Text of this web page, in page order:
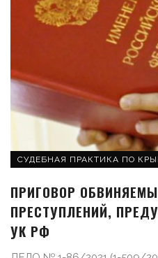
СУДЕБНАЯ ПРАКТИКА ПО
ПРИГОВОР
ПРЕСТУПЛЕНИЙ,
УК РФ